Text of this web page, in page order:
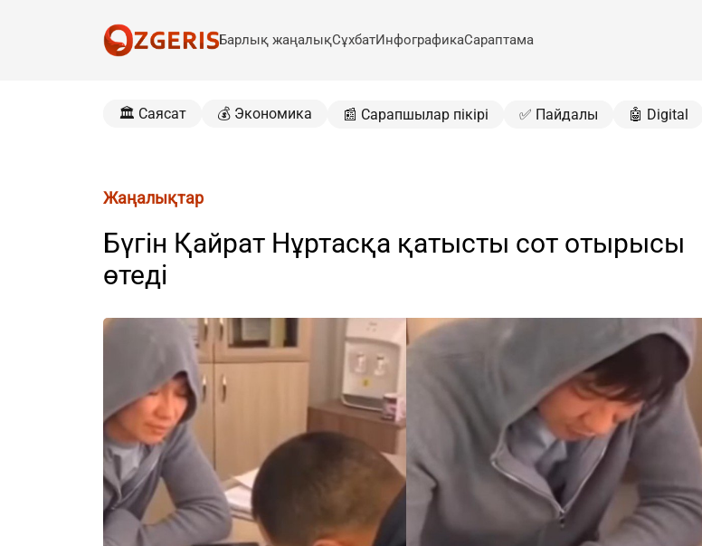
Барлық жаңалықСұхбатИнфографикаСараптама
🏛️ Саясат 💰 Экономика 📰 Сарапшылар пікірі ✅ Пайдалы 🤖 Digital
Жаңалықтар
Бүгін Қайрат Нұртасқа қатысты сот отырысы
өтеді